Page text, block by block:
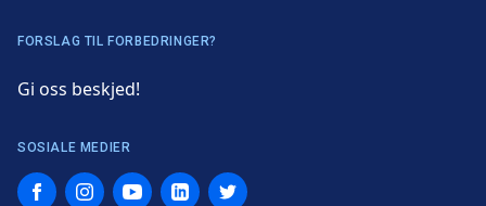
FORSLAG TIL FORBEDRINGER?
Gi oss beskjed!
SOSIALE MEDIER
FacebookInstagramYouTubeLinkedInTwitter